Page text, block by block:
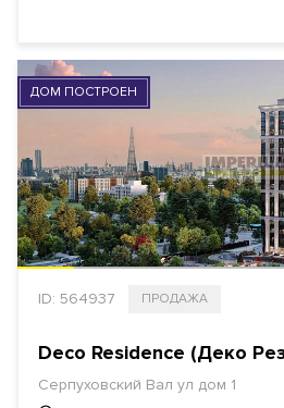
ДОМ ПОСТРОЕН
ID: 564937 ПРОДАЖА
Серпуховский Вал ул дом 1